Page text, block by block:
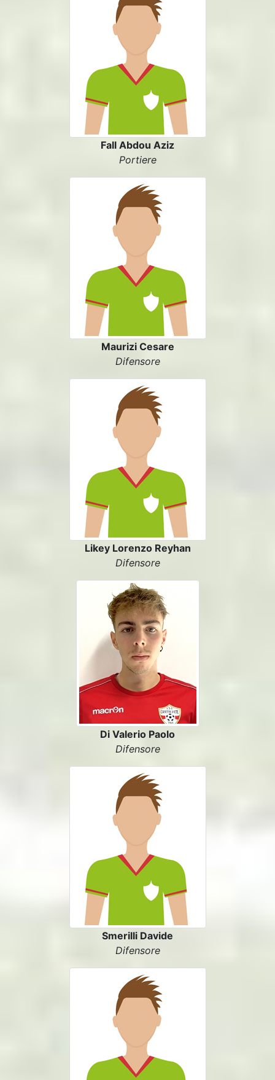
Fall Abdou Aziz
Portiere
Maurizi Cesare
Difensore
Likey Lorenzo Reyhan
Difensore
Di Valerio Paolo
Difensore
Smerilli Davide
Difensore